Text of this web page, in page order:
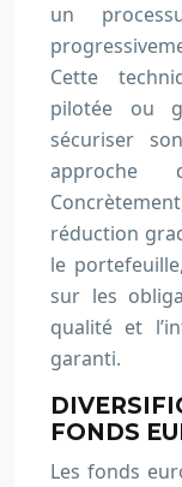
un
Cette
pilotée ou
sécuriser
réduction
le
sur les
qualité et
garanti.
FONDS
Les fonds